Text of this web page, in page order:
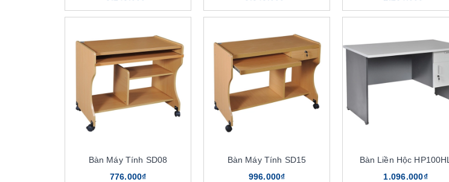
Bàn Máy Tính SD08
776.000₫
Bàn Máy Tính SD15
996.000₫
Bàn Liền Hộc HP100HL
1.096.000₫